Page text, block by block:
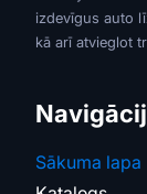
izdevīgus auto
kā arī atvieglot
Sākuma lapa